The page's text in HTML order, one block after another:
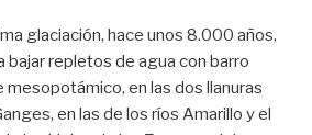
glaciación, hace unos 8.000 años,
bajar repletos de agua con barro
mesopotámico, en las dos llanuras
en las de los ríos Amarillo y el